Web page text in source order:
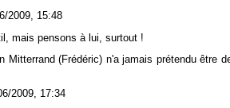
2009, 15:48
mais pensons à lui, surtout !
Mitterrand (Frédéric) n'a jamais prétendu être
2009, 17:34